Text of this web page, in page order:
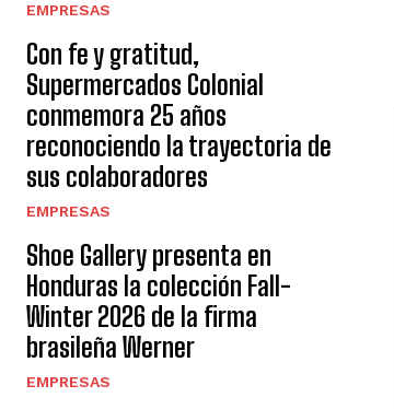
EMPRESAS
Con fe y gratitud,
Supermercados Colonial
conmemora 25 años
reconociendo la trayectoria de
sus colaboradores
EMPRESAS
Shoe Gallery presenta en
Honduras la colección Fall-
Winter 2026 de la firma
brasileña Werner
EMPRESAS